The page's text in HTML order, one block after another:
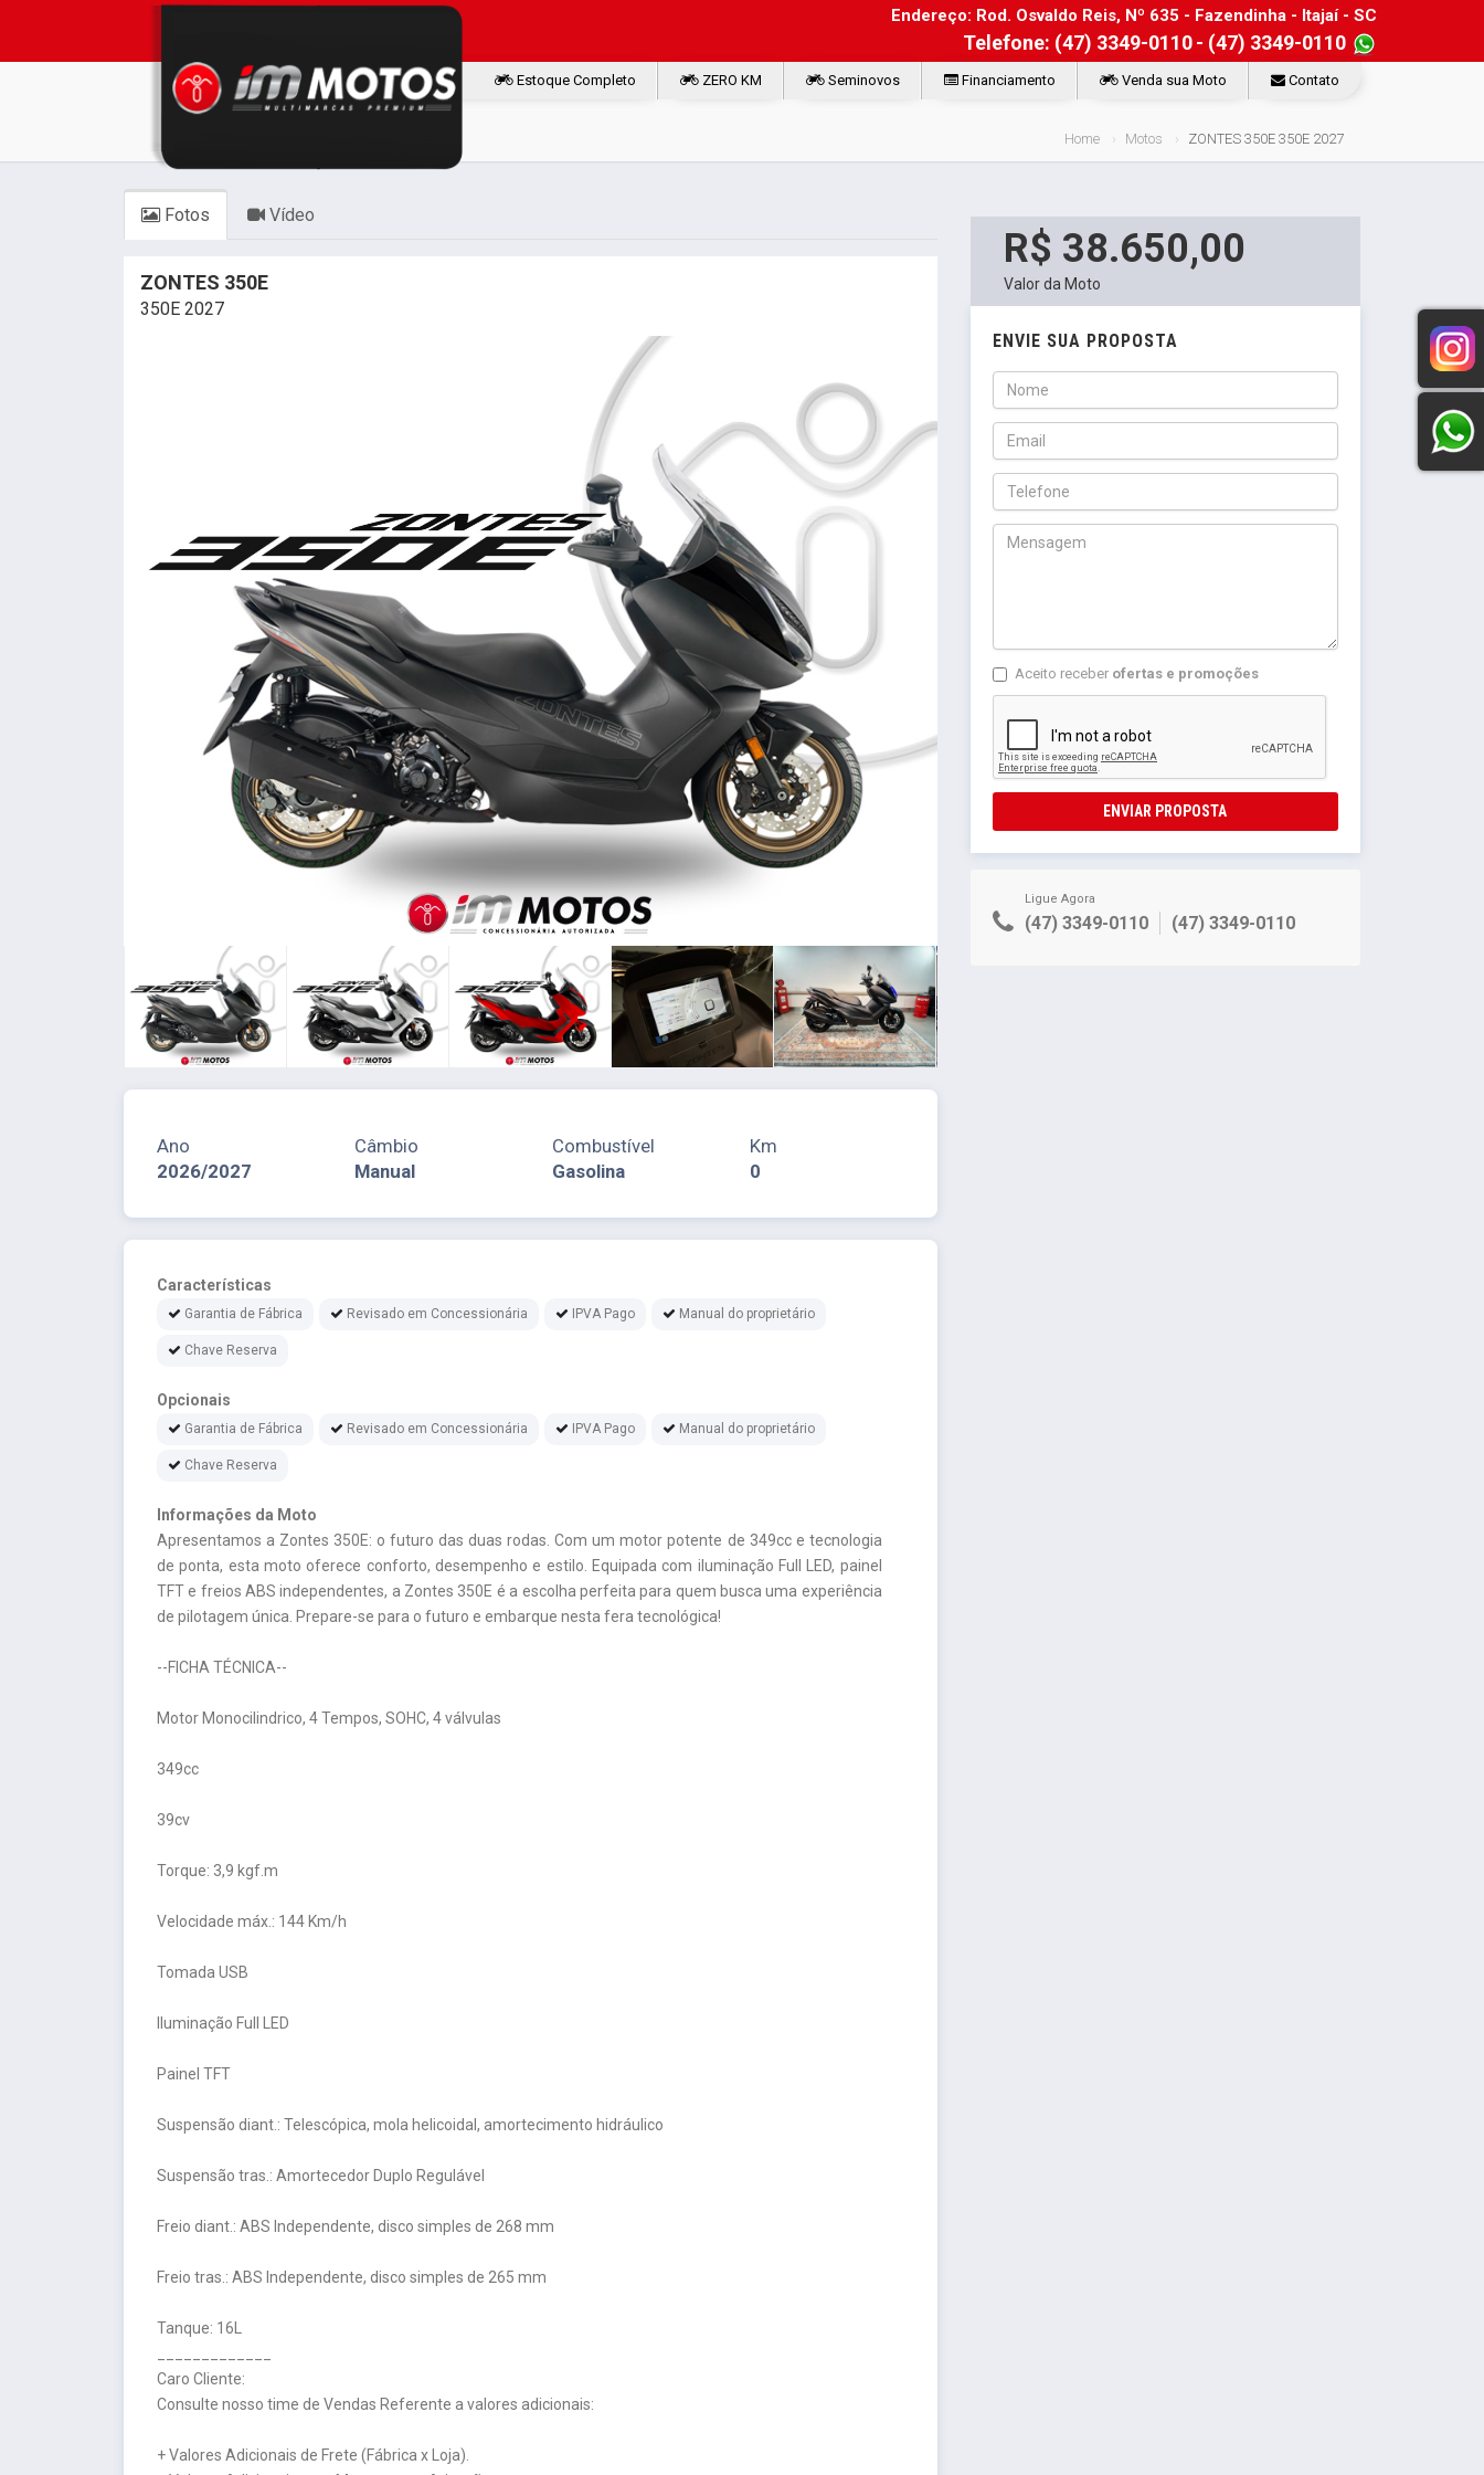
Endereço: Rod. Osvaldo Reis, Nº 635 - Fazendinha - Itajaí - SC
Telefone: (47) 3349-0110- (47) 3349-0110
Estoque Completo ZERO KM Seminovos Financiamento Venda sua Moto Contato
Home Motos ZONTES 350E 350E 2027
Fotos Vídeo
ZONTES 350E
350E 2027
Ano
2026/2027
Câmbio
Manual
Combustível
Gasolina
Km
0
Características
Garantia de Fábrica Revisado em Concessionária IPVA Pago Manual do proprietário
Chave Reserva
Opcionais
Garantia de Fábrica Revisado em Concessionária IPVA Pago Manual do proprietário
Chave Reserva
Informações da Moto
Apresentamos a Zontes 350E: o futuro das duas rodas. Com um motor potente de 349cc e tecnologia
de ponta, esta moto oferece conforto, desempenho e estilo. Equipada com iluminação Full LED, painel
TFT e freios ABS independentes, a Zontes 350E é a escolha perfeita para quem busca uma experiência
de pilotagem única. Prepare-se para o futuro e embarque nesta fera tecnológica!
--FICHA TÉCNICA--
Motor Monocilindrico, 4 Tempos, SOHC, 4 válvulas
349cc
39cv
Torque: 3,9 kgf.m
Velocidade máx.: 144 Km/h
Tomada USB
Iluminação Full LED
Painel TFT
Suspensão diant.: Telescópica, mola helicoidal, amortecimento hidráulico
Suspensão tras.: Amortecedor Duplo Regulável
Freio diant.: ABS Independente, disco simples de 268 mm
Freio tras.: ABS Independente, disco simples de 265 mm
Tanque: 16L
Caro Cliente:
Consulte nosso time de Vendas Referente a valores adicionais:
+ Valores Adicionais de Frete (Fábrica x Loja).
R$ 38.650,00
Valor da Moto
ENVIE SUA PROPOSTA
Aceito receber ofertas e promoções
ENVIAR PROPOSTA
Ligue Agora
(47) 3349-0110 (47) 3349-0110